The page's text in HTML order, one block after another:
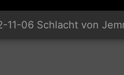
11-06 Schlacht von